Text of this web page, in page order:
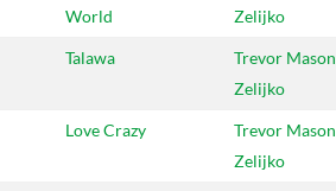
World
Zelijko
Talawa Trevor Mason
Zelijko
Love Crazy Trevor Mason
Zelijko